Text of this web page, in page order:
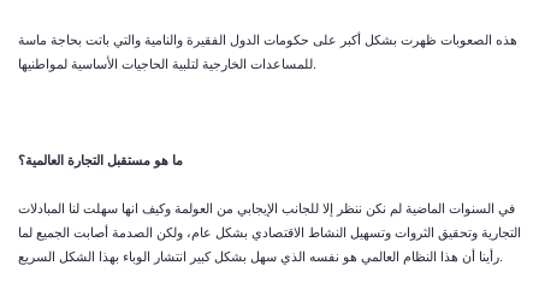
هذه الصعوبات ظهرت بشكل أكبر على حكومات الدول الفقيرة والنامية والتي باتت بحاجة ماسة
ما هو مستقبل التجارة العالمية؟
في السنوات الماضية لم نكن ننظر إلا للجانب الإيجابي من العولمة وكيف انها سهلت لنا المبادلات
التجارية وتحقيق الثروات وتسهيل النشاط الاقتصادي بشكل عام، ولكن الصدمة أصابت الجميع لما